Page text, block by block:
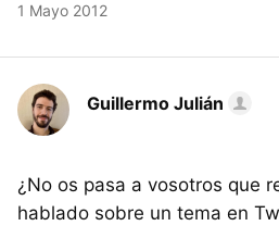
1 Mayo 2012
Guillermo Julián
¿No os pasa a vosotros que
hablado sobre un tema en